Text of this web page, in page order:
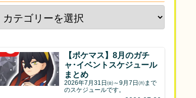
【ポケマス】8月のガチ
ャ･イベントスケジュール
まとめ
2026年7月31日㈮～9月7日㈪まで
のスケジュールです。